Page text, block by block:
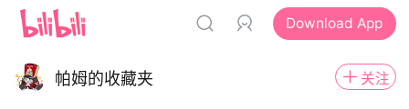
Download App
帕姆的收藏夹 关注